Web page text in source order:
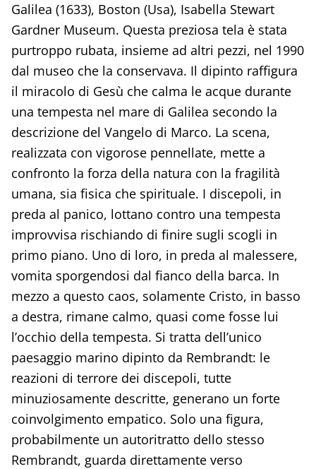
Galilea (1633), Boston (Usa), Isabella Stewart
Gardner Museum. Questa preziosa tela è stata
purtroppo rubata, insieme ad altri pezzi, nel 1990
dal museo che la conservava. Il dipinto raffigura
il miracolo di Gesù che calma le acque durante
una tempesta nel mare di Galilea secondo la
descrizione del Vangelo di Marco. La scena,
realizzata con vigorose pennellate, mette a
confronto la forza della natura con la fragilità
umana, sia fisica che spirituale. I discepoli, in
preda al panico, lottano contro una tempesta
improvvisa rischiando di finire sugli scogli in
primo piano. Uno di loro, in preda al malessere,
vomita sporgendosi dal fianco della barca. In
mezzo a questo caos, solamente Cristo, in basso
a destra, rimane calmo, quasi come fosse lui
l’occhio della tempesta. Si tratta dell’unico
paesaggio marino dipinto da Rembrandt: le
reazioni di terrore dei discepoli, tutte
minuziosamente descritte, generano un forte
coinvolgimento empatico. Solo una figura,
probabilmente un autoritratto dello stesso
Rembrandt, guarda direttamente verso